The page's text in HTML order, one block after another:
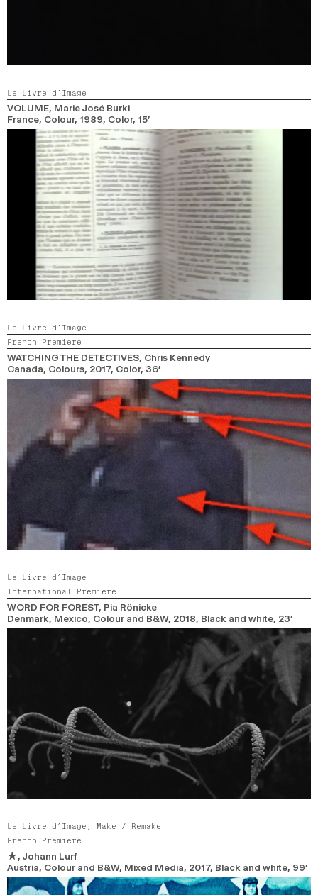
Le Livre d’Image
VOLUME, Marie José Burki
France, Colour, 1989, Color, 15’
Le Livre d’Image
French Premiere
WATCHING THE DETECTIVES, Chris Kennedy
Canada, Colours, 2017, Color, 36’
Le Livre d’Image
International Premiere
WORD FOR FOREST, Pia Rönicke
Denmark, Mexico, Colour and B&W, 2018, Black and white, 23’
Le Livre d’Image, Make / Remake
French Premiere
★, Johann Lurf
Austria, Colour and B&W, Mixed Media, 2017, Black and white, 99’